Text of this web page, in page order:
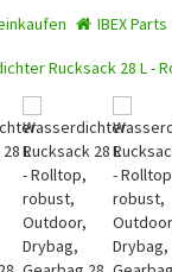
IBEX Parts